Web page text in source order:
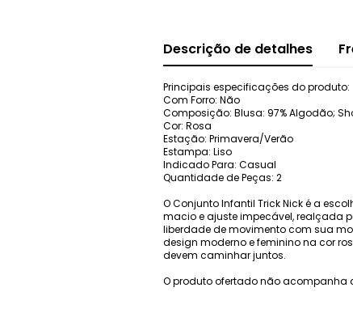
Descrição de detalhes
Principais especificações do produto:
Com Forro: Não
Composição: Blusa: 97% Algodão;
Cor: Rosa
Estação: Primavera/Verão
Estampa: Liso
Indicado Para: Casual
Quantidade de Peças: 2
O Conjunto Infantil Trick Nick é a
macio e ajuste impecável, realçada
liberdade de movimento com sua
design moderno e feminino na cor
devem caminhar juntos.
O produto ofertado não acompanha